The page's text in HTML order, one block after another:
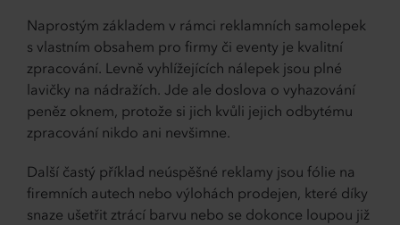
Naprostým základem v rámci reklamních samolepek
s vlastním obsahem pro firmy či eventy je kvalitní
zpracování. Levně vyhlížejících nálepek jsou plné
lavičky na nádražích. Jde ale doslova o vyhazování
peněz oknem, protože si jich kvůli jejich odbytému
zpracování nikdo ani nevšimne.
Další častý příklad neúspěšné reklamy jsou fólie na
firemních autech nebo výlohách prodejen, které díky
snaze ušetřit ztrácí barvu nebo se dokonce loupou již